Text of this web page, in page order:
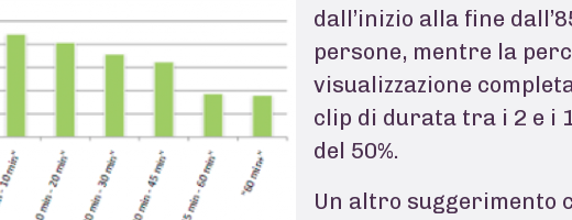
dall’inizio alla fine
persone, mentre la
visualizzazione
clip di durata tra i 2 e i
del 50%.
Un altro suggerimento